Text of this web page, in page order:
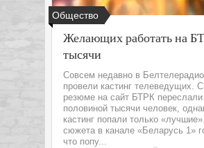
Общество
Желающих работать на
тысячи
Совсем недавно в
провели кастинг телеведущих.
резюме на сайт БТРК переслали
половиной тысячи человек,
кастинг попали только
сюжета в канале «Беларусь 1»
что попу...